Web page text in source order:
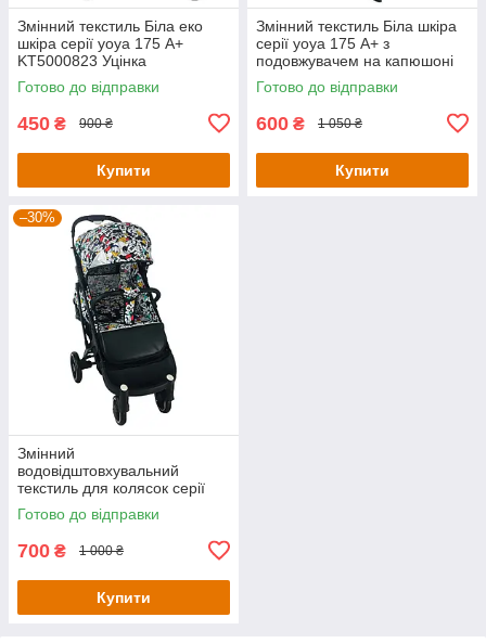
Змінний текстиль Біла еко
шкіра серії yoya 175 А+
KT5000823 Уцінка
Готово до відправки
450 ₴ 900 ₴
Купити
Змінний текстиль Біла шкіра
серії yoya 175 А+ з
подовжувачем на капюшоні
KT5000721 Уцінка
Готово до відправки
600 ₴ 1 050 ₴
Купити
–30%
Змінний
водовідштовхувальний
текстиль для колясок серії
Yoya plus колір Дісней Міккі
KT5000201-Уцінка
Готово до відправки
700 ₴ 1 000 ₴
Купити